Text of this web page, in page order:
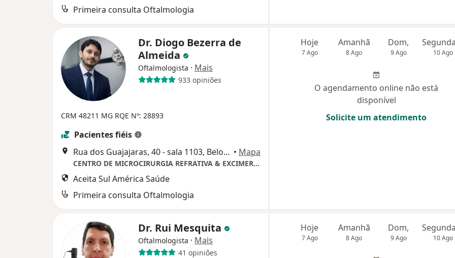
Primeira consulta Oftalmologia
Dr. Diogo Bezerra de
Almeida
Oftalmologista · Mais
933 opiniões
CRM 48211 MG RQE Nº: 28893
Pacientes fiéis
Rua dos Guajajaras, 40 - sala 1103, Belo Horizonte • Mapa
CENTRO DE MICROCIRURGIA REFRATIVA & EXCIMER LASER DE MINAS GERAIS LTDA
Aceita Sul América Saúde
Primeira consulta Oftalmologia
Hoje
7 Ago
Amanhã
8 Ago
Dom,
9 Ago 10 Ago
O agendamento online não está
disponível
Solicite um atendimento
Dr. Rui Mesquita
Oftalmologista · Mais
41 opiniões
Hoje
7 Ago
Amanhã
8 Ago
Dom,
9 Ago 10 Ago